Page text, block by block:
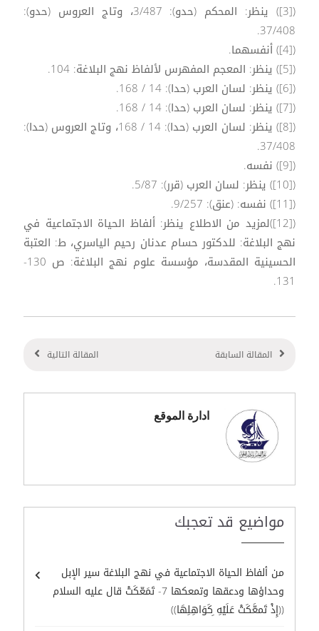
([3]) ينظر: المحكم (حدو): 3/487، وتاج العروس (حدو):
37/408.
([4]) أنفسهما.
([5]) ينظر: المعجم المفهرس لألفاظ نهج البلاغة: 104.
([6]) ينظر: لسان العرب (حدا): 14 / 168.
([7]) ينظر: لسان العرب (حدا): 14 / 168.
([8]) ينظر: لسان العرب (حدا): 14 / 168، وتاج العروس (حدا):
37/408.
([9]) نفسه.
([10]) ينظر: لسان العرب (قرر): 5/87.
([11]) نفسه: (عنق): 9/257.
([12])لمزيد من الاطلاع ينظر: ألفاظ الحياة الاجتماعية في
نهج البلاغة: للدكتور حسام عدنان رحيم الياسري، ط: العتبة
الحسينية المقدسة، مؤسسة علوم نهج البلاغة: ص 130-
131.
المقالة السابقة المقالة التالية
ادارة الموقع
مواضيع قد تعجبك
من ألفاظ الحياة الاجتماعية في نهج البلاغة سير الإبل
وحداؤها ودعقها وتمعكها 7- تَمَعّكَتْ قال عليه السلام
((إِذْ تَمعَّكَتْ عَلَيْهِ ِكَوَاهِلِهَا))